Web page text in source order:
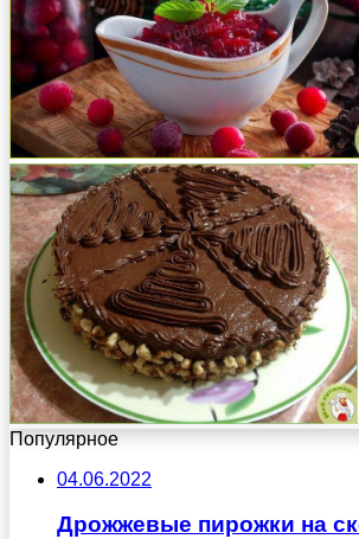
Популярное
04.06.2022
Дрожжевые пирожки на